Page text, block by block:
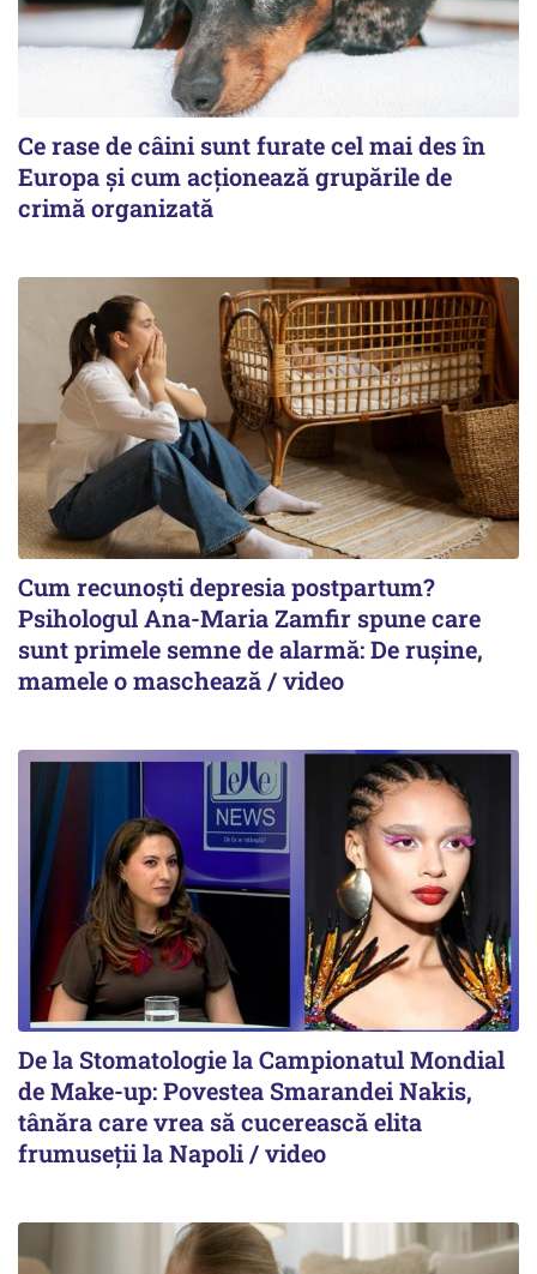
Ce rase de câini sunt furate cel mai des în
Europa și cum acționează grupările de
crimă organizată
Cum recunoști depresia postpartum?
Psihologul Ana-Maria Zamfir spune care
sunt primele semne de alarmă: De rușine,
mamele o maschează / video
De la Stomatologie la Campionatul Mondial
de Make-up: Povestea Smarandei Nakis,
tânăra care vrea să cucerească elita
frumuseții la Napoli / video